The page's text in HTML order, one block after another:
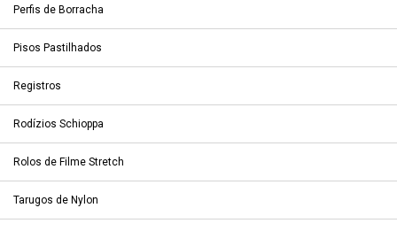
Perfis de Borracha
Pisos Pastilhados
Registros
Rodízios Schioppa
Rolos de Filme Stretch
Tarugos de Nylon